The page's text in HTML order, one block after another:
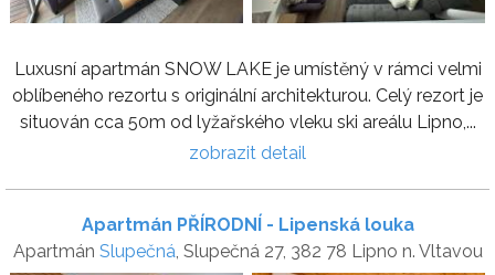
Luxusní apartmán SNOW LAKE je umístěný v rámci velmi
oblíbeného rezortu s originální architekturou. Celý rezort je
situován cca 50m od lyžařského vleku ski areálu Lipno,...
zobrazit detail
Apartmán PŘÍRODNÍ - Lipenská louka
Apartmán Slupečná, Slupečná 27, 382 78 Lipno n. Vltavou